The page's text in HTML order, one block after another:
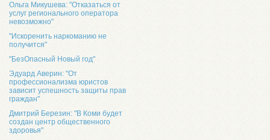
Ольга Микушева: "Отказаться от
услуг регионального оператора
невозможно"
"Искоренить наркоманию не
получится"
"БезОпасный Новый год"
Эдуард Аверин: "От
профессионализма юристов
зависит успешность защиты прав
граждан"
Дмитрий Березин: "В Коми будет
создан центр общественного
здоровья"